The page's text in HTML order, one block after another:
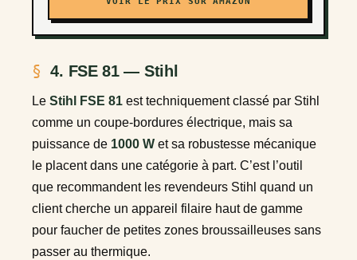
4. FSE 81 — Stihl
Le Stihl FSE 81 est techniquement classé par Stihl
comme un coupe-bordures électrique, mais sa
puissance de 1000 W et sa robustesse mécanique
le placent dans une catégorie à part. C’est l’outil
que recommandent les revendeurs Stihl quand un
client cherche un appareil filaire haut de gamme
pour faucher de petites zones broussailleuses sans
passer au thermique.